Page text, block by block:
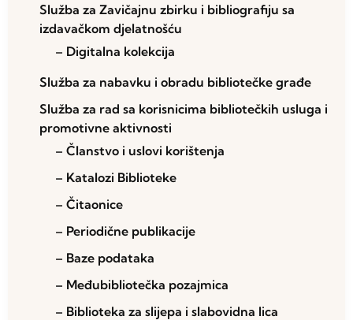
Služba za Zavičajnu zbirku i bibliografiju sa
izdavačkom djelatnošću
– Digitalna kolekcija
Služba za nabavku i obradu bibliotečke građe
Služba za rad sa korisnicima bibliotečkih usluga i
promotivne aktivnosti
– Članstvo i uslovi korištenja
– Katalozi Biblioteke
– Čitaonice
– Periodične publikacije
– Baze podataka
– Međubibliotečka pozajmica
– Biblioteka za slijepa i slabovidna lica